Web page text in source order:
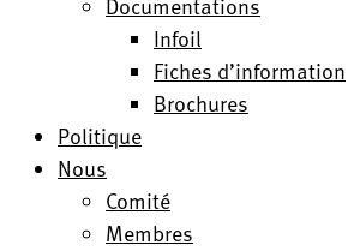
Infoil
Fiches d’information
Brochures
Politique
Nous
Comité
Membres